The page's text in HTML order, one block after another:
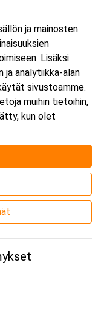
21 / 00380 Helsinki
ja mainosten
Lisäksi
ja analytiikka-alan
sivustoamme.
muihin tietoihin,
kun olet